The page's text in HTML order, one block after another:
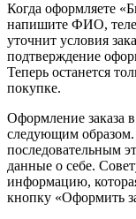
Когда оформляете
напишите ФИО,
уточнит условия
подтверждение
Теперь останется
покупке.
Оформление заказа
следующим
последовательным
данные о себе.
информацию,
кнопку «Оформить